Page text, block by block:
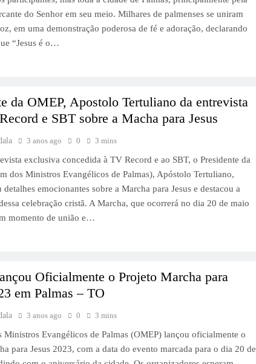
do Senhor em seu meio. Milhares de palmenses se uniram
em uma demonstração poderosa de fé e adoração, declarando
“Jesus é o…
da OMEP, Apostolo Tertuliano da entrevista
e SBT sobre a Macha para Jesus
3 anos ago 0 3 mins
exclusiva concedida à TV Record e ao SBT, o Presidente da
dos Ministros Evangélicos de Palmas), Apóstolo Tertuliano,
emocionantes sobre a Marcha para Jesus e destacou a
celebração cristã. A Marcha, que ocorrerá no dia 20 de maio
momento de união e…
Oficialmente o Projeto Marcha para
em Palmas – TO
3 anos ago 0 3 mins
Ministros Evangélicos de Palmas (OMEP) lançou oficialmente o
para Jesus 2023, com a data do evento marcada para o dia 20 de